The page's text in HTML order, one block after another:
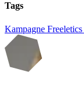
Tags
Kampagne Freeletics